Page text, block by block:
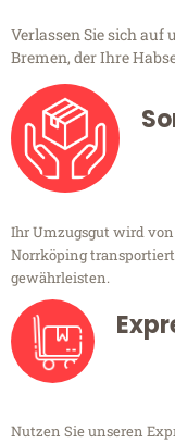
Verlassen Sie sich auf
Bremen, der Ihre
Ihr Umzugsgut wird
Norrköping
gewährleisten.
Nutzen Sie unseren